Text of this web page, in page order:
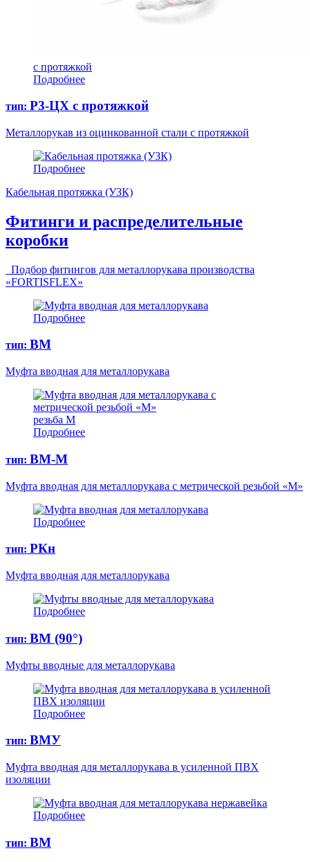
с протяжкой
Подробнее
тип: Р3-ЦХ с протяжкой
Металлорукав из оцинкованной стали с протяжкой
Подробнее
Кабельная протяжка (УЗК)
Фитинги и распределительные
коробки
Подбор фитингов для металлорукава производства
«FORTISFLEХ»
Подробнее
тип: ВМ
Муфта вводная для металлорукава
резьба М
Подробнее
тип: ВМ-М
Муфта вводная для металлорукава с метрической резьбой «M»
Подробнее
тип: РКн
Муфта вводная для металлорукава
Подробнее
тип: ВМ (90°)
Муфты вводные для металлорукава
Подробнее
тип: ВМУ
Муфта вводная для металлорукава в усиленной ПВХ
изоляции
нержавейка
Подробнее
тип: ВМ